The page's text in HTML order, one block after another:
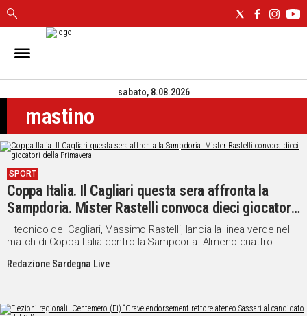
IN
CAGLIARI
SASSARI
NUORO
ORISTANO
SULCIS
GALLURA
OGLIASTRA
CAMPIDANO
POLITICA
sabato, 8.08.2026
mastino
SPORT
Coppa Italia. Il Cagliari questa sera affronta la
Sampdoria. Mister Rastelli convoca dieci giocatori
della Primavera
Il tecnico del Cagliari, Massimo Rastelli, lancia la linea verde nel
match di Coppa Italia contro la Sampdoria. Almeno quattro
Primavera infatti saranno in campo dal primo minuto.
Redazione Sardegna Live